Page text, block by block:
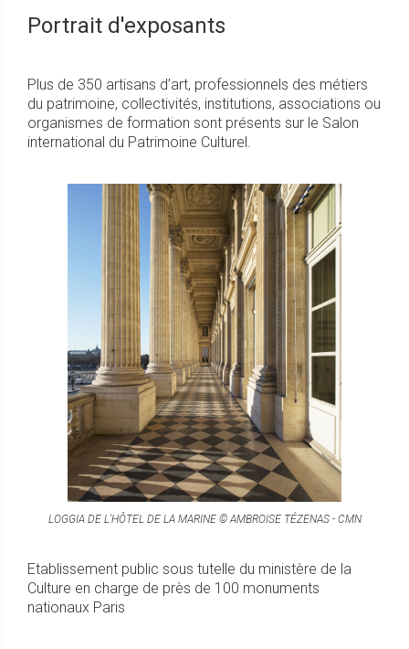
Portrait d'exposants
Plus de 350 artisans d’art, professionnels des métiers
du patrimoine, collectivités, institutions, associations ou
organismes de formation sont présents sur le Salon
international du Patrimoine Culturel.
LOGGIA DE L'HÔTEL DE LA MARINE © AMBROISE TÉZENAS - CMN
Etablissement public sous tutelle du ministère de la
Culture en charge de près de 100 monuments
nationaux Paris